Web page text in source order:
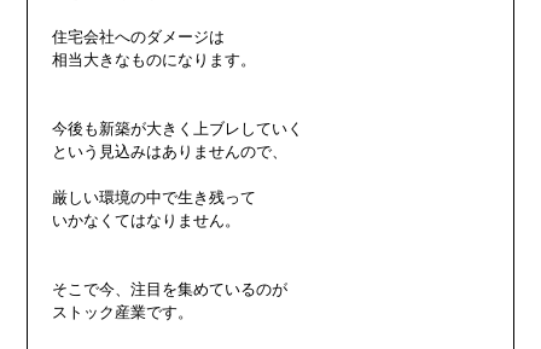
住宅会社へのダメージは
相当大きなものになります。
今後も新築が大きく上ブレしていく
という見込みはありませんので、
厳しい環境の中で生き残って
いかなくてはなりません。
そこで今、注目を集めているのが
ストック産業です。